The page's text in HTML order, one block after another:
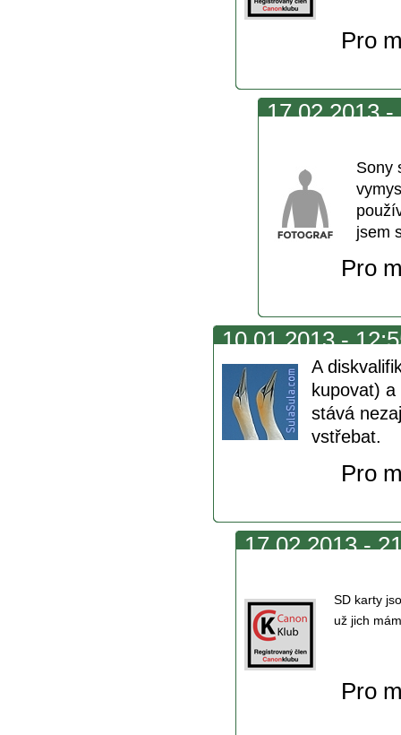
Pro
17.02.2013
Sony
jsem
Pro
10.01.2013 -
A
kupovat)
stává
vstřebat.
Pro
17.02.2013 -
SD karty
už jich
Pro